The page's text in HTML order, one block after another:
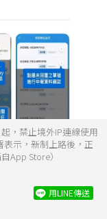
，禁止境外IP連線使用
表示，新制上路後，正
App Store）
用LINE傳送